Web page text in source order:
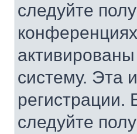
следуйте
систему. Эта
следуйте